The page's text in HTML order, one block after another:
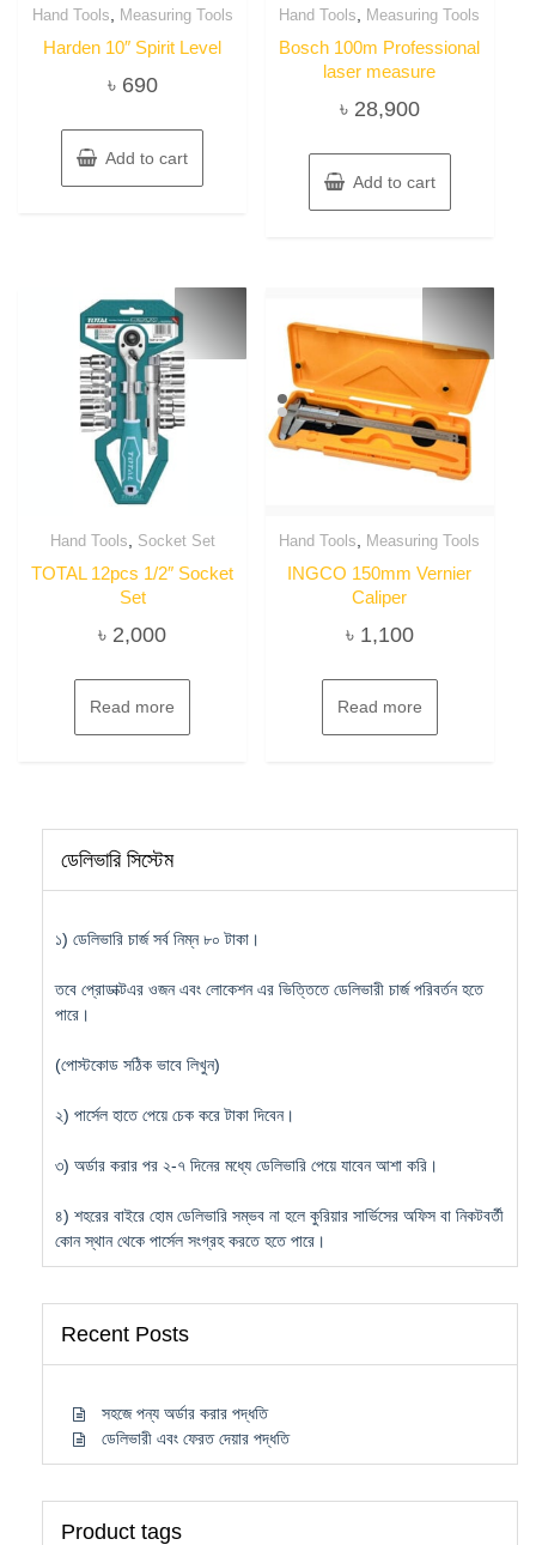
Hand Tools, Measuring Tools
Harden 10″ Spirit Level
৳ 690
Add to cart
Hand Tools, Measuring Tools
Bosch 100m Professional
laser measure
৳ 28,900
Add to cart
Hand Tools Socket Set
TOTAL 12pcs 1/2″ Socket
Set
৳ 2,000
Read more
Hand Tools Measuring Tools
INGCO 150mm Vernier
Caliper
৳ 1,100
Read more
ডেলিভারি সিস্টেম
১) ডেলিভারি চার্জ সর্ব নিম্ন ৮০ টাকা।
তবে প্রোডাক্টএর ওজন এবং লোকেশন এর ভিত্তিতে ডেলিভারী চার্জ পরিবর্তন হতে
পারে।
(পোস্টকোড সঠিক ভাবে লিখুন)
২) পার্সেল হাতে পেয়ে চেক করে টাকা দিবেন।
৩) অর্ডার করার পর ২-৭ দিনের মধ্যে ডেলিভারি পেয়ে যাবেন আশা করি।
৪) শহরের বাইরে হোম ডেলিভারি সম্ভব না হলে কুরিয়ার সার্ভিসের অফিস বা নিকটবর্তী
কোন স্থান থেকে পার্সেল সংগ্রহ করতে হতে পারে।
Recent Posts
সহজে পন্য অর্ডার করার পদ্ধতি
ডেলিভারী এবং ফেরত দেয়ার পদ্ধতি
Product tags